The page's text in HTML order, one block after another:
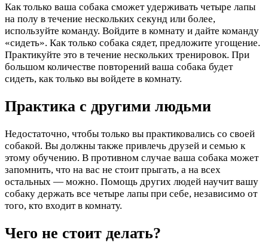
Как только ваша собака сможет удерживать четыре лапы
на полу в течение нескольких секунд или более,
используйте команду. Войдите в комнату и дайте команду
«сидеть». Как только собака сядет, предложите угощение.
Практикуйте это в течение нескольких тренировок. При
большом количестве повторений ваша собака будет
сидеть, как только вы войдете в комнату.
Практика с другими людьми
Недостаточно, чтобы только вы практиковались со своей
собакой. Вы должны также привлечь друзей и семью к
этому обучению. В противном случае ваша собака может
запомнить, что на вас не стоит прыгать, а на всех
остальных — можно. Помощь других людей научит вашу
собаку держать все четыре лапы при себе, независимо от
того, кто входит в комнату.
Чего не стоит делать?